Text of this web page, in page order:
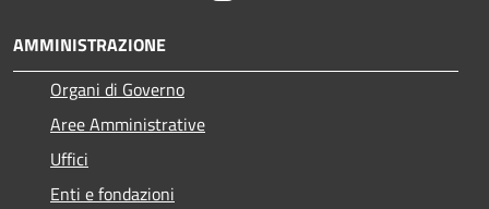
AMMINISTRAZIONE
Organi di Governo
Aree Amministrative
Uffici
Enti e fondazioni